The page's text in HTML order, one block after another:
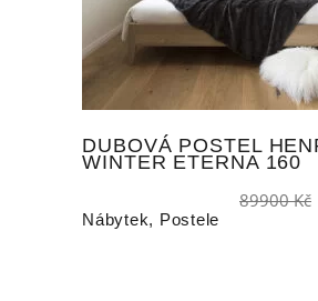
DUBOVÁ POSTEL
WINTER ETERNA 160
89900Kč
Nábytek, Postele